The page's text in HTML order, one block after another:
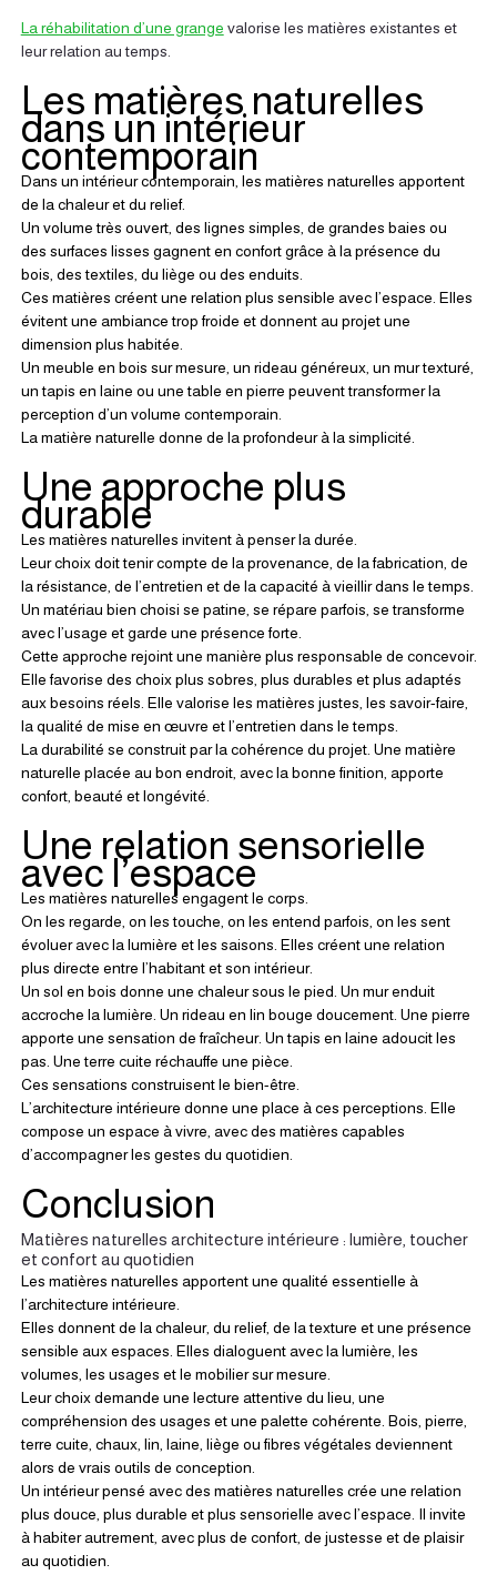
La réhabilitation d’une grange valorise les matières existantes et
leur relation au temps.
Les matières naturelles
dans un intérieur
contemporain
Dans un intérieur contemporain, les matières naturelles apportent
de la chaleur et du relief.
Un volume très ouvert, des lignes simples, de grandes baies ou
des surfaces lisses gagnent en confort grâce à la présence du
bois, des textiles, du liège ou des enduits.
Ces matières créent une relation plus sensible avec l’espace. Elles
évitent une ambiance trop froide et donnent au projet une
dimension plus habitée.
Un meuble en bois sur mesure, un rideau généreux, un mur texturé,
un tapis en laine ou une table en pierre peuvent transformer la
perception d’un volume contemporain.
La matière naturelle donne de la profondeur à la simplicité.
Une approche plus
durable
Les matières naturelles invitent à penser la durée.
Leur choix doit tenir compte de la provenance, de la fabrication, de
la résistance, de l’entretien et de la capacité à vieillir dans le temps.
Un matériau bien choisi se patine, se répare parfois, se transforme
avec l’usage et garde une présence forte.
Cette approche rejoint une manière plus responsable de concevoir.
Elle favorise des choix plus sobres, plus durables et plus adaptés
aux besoins réels. Elle valorise les matières justes, les savoir-faire,
la qualité de mise en œuvre et l’entretien dans le temps.
La durabilité se construit par la cohérence du projet. Une matière
naturelle placée au bon endroit, avec la bonne finition, apporte
confort, beauté et longévité.
Une relation sensorielle
avec l’espace
Les matières naturelles engagent le corps.
On les regarde, on les touche, on les entend parfois, on les sent
évoluer avec la lumière et les saisons. Elles créent une relation
plus directe entre l’habitant et son intérieur.
Un sol en bois donne une chaleur sous le pied. Un mur enduit
accroche la lumière. Un rideau en lin bouge doucement. Une pierre
apporte une sensation de fraîcheur. Un tapis en laine adoucit les
pas. Une terre cuite réchauffe une pièce.
Ces sensations construisent le bien-être.
L’architecture intérieure donne une place à ces perceptions. Elle
compose un espace à vivre, avec des matières capables
d’accompagner les gestes du quotidien.
Conclusion
Matières naturelles architecture intérieure : lumière, toucher
et confort au quotidien
Les matières naturelles apportent une qualité essentielle à
l’architecture intérieure.
Elles donnent de la chaleur, du relief, de la texture et une présence
sensible aux espaces. Elles dialoguent avec la lumière, les
volumes, les usages et le mobilier sur mesure.
Leur choix demande une lecture attentive du lieu, une
compréhension des usages et une palette cohérente. Bois, pierre,
terre cuite, chaux, lin, laine, liège ou fibres végétales deviennent
alors de vrais outils de conception.
Un intérieur pensé avec des matières naturelles crée une relation
plus douce, plus durable et plus sensorielle avec l’espace. Il invite
à habiter autrement, avec plus de confort, de justesse et de plaisir
au quotidien.